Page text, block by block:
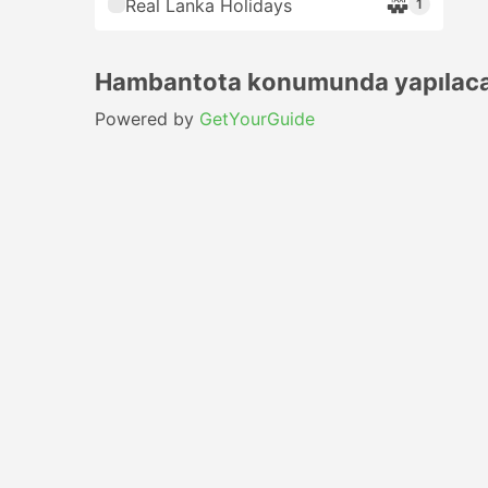
Real Lanka Holidays 1
Hambantota konumunda
Powered by GetYourGuide